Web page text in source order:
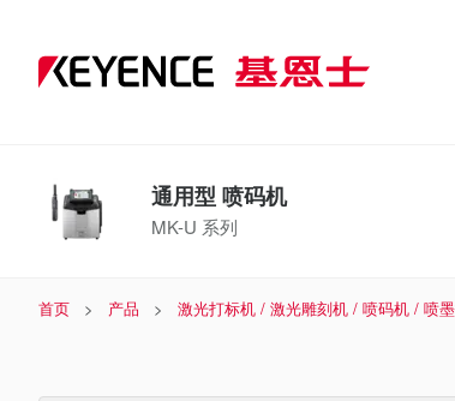
通用型 喷码机
MK-U 系列
首页 产品 激光打标机 / 激光雕刻机 / 喷码机 / 喷